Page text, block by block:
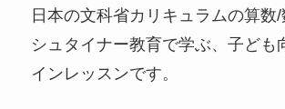
日本の文科省カリキュラムの算数
シュタイナー教育で学ぶ、子ども
インレッスンです。